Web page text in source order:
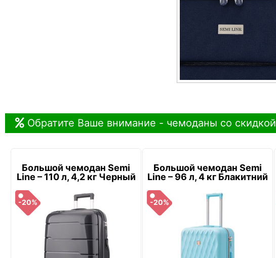
Обратите Ваше внимание - чемоданы со скидкой
Большой чемодан Semi
Line – 110 л, 4,2 кг Черный
-20%
Большой чемодан Semi
Line – 96 л, 4 кг Блакитний
-20%